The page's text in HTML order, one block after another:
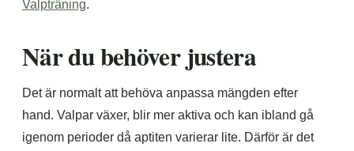
Valpträning.
När du behöver justera
Det är normalt att behöva anpassa mängden efter
hand. Valpar växer, blir mer aktiva och kan ibland gå
igenom perioder då aptiten varierar lite. Därför är det